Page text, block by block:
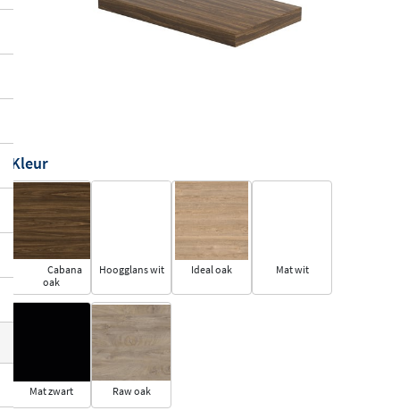
Kleur
Cabana
oak
Hoogglans wit Ideal oak Mat wit
Mat zwart Raw oak